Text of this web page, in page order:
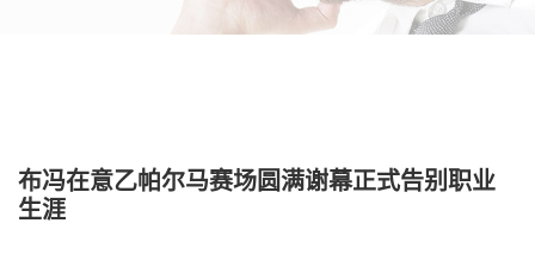
布冯在意乙帕尔马赛场圆满谢幕正式告别职业
生涯